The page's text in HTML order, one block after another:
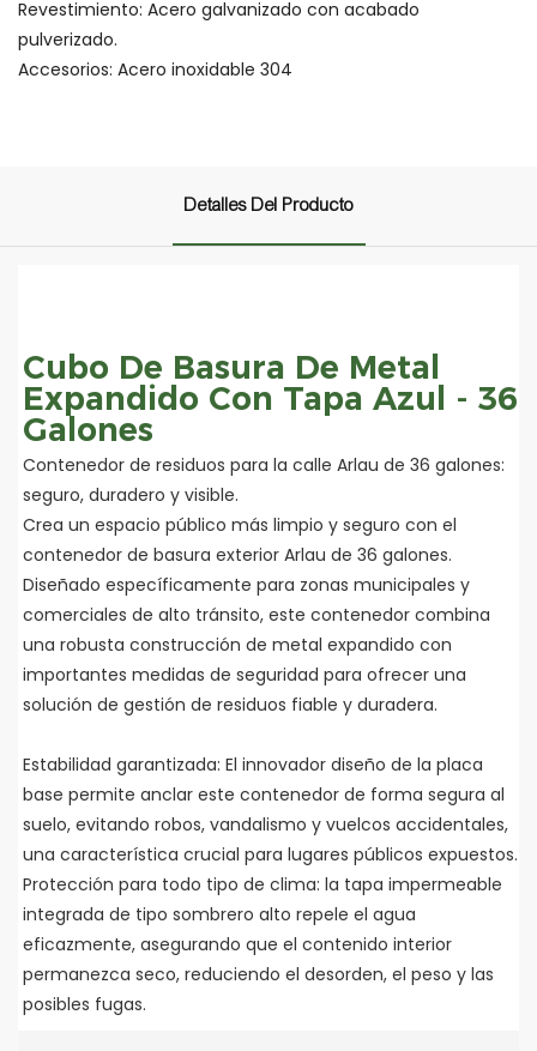
Revestimiento: Acero galvanizado con acabado
pulverizado.
Accesorios: Acero inoxidable 304
Detalles Del Producto
Cubo De Basura De Metal
Expandido Con Tapa Azul - 36
Galones
Contenedor de residuos para la calle Arlau de 36 galones:
seguro, duradero y visible.
Crea un espacio público más limpio y seguro con el
contenedor de basura exterior Arlau de 36 galones.
Diseñado específicamente para zonas municipales y
comerciales de alto tránsito, este contenedor combina
una robusta construcción de metal expandido con
importantes medidas de seguridad para ofrecer una
solución de gestión de residuos fiable y duradera.
Estabilidad garantizada: El innovador diseño de la placa
base permite anclar este contenedor de forma segura al
suelo, evitando robos, vandalismo y vuelcos accidentales,
una característica crucial para lugares públicos expuestos.
Protección para todo tipo de clima: la tapa impermeable
integrada de tipo sombrero alto repele el agua
eficazmente, asegurando que el contenido interior
permanezca seco, reduciendo el desorden, el peso y las
posibles fugas.